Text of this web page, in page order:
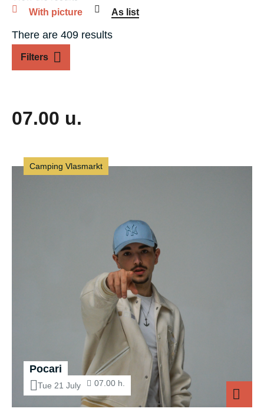
With picture
As list
There are 409 results
Filters
07.00 u.
Pocari
Tue 21 July 07.00 h.
Camping Vlasmarkt